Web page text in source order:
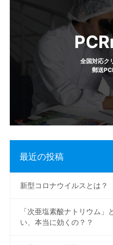
全国対応ク
郵送
最近の投稿
新型コロナウイルスとは？
「次亜塩素酸ナトリウム
い、本当に効くの？？